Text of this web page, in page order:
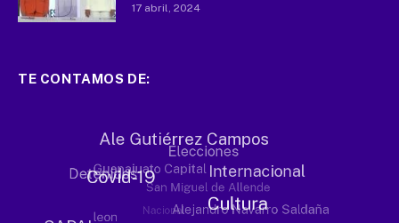
17 abril, 2024
TE CONTAMOS DE: